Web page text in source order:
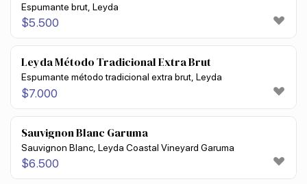
Espumante brut, Leyda
$5.500
Leyda Método Tradicional Extra Brut
Espumante método tradicional extra brut, Leyda
$7.000
Sauvignon Blanc Garuma
Sauvignon Blanc, Leyda Coastal Vineyard Garuma
$6.500